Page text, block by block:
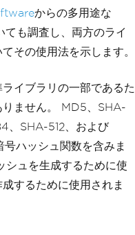
からの多用途な
ても調査し、両方のライ
その使用法を示します。
イブラリの一部であるた
りません。 MD5、SHA-
、SHA-512、および
ハッシュ関数を含みま
シュを生成するために使
するために使用されま